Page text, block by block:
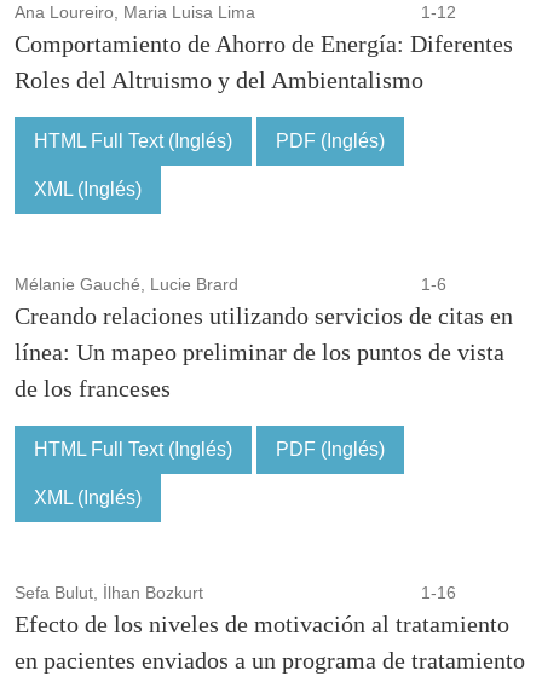
Ana Loureiro, Maria Luisa Lima 1-12
Comportamiento de Ahorro de Energía: Diferentes
Roles del Altruismo y del Ambientalismo
HTML Full Text (Inglés) PDF (Inglés)
XML (Inglés)
Mélanie Gauché, Lucie Brard 1-6
Creando relaciones utilizando servicios de citas en
línea: Un mapeo preliminar de los puntos de vista
de los franceses
HTML Full Text (Inglés) PDF (Inglés)
XML (Inglés)
Sefa Bulut, İlhan Bozkurt 1-16
Efecto de los niveles de motivación al tratamiento
en pacientes enviados a un programa de tratamiento